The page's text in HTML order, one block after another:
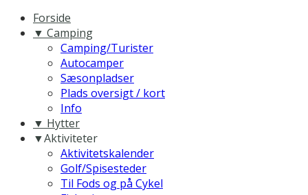
Forside
▼ Camping
Camping/Turister
Autocamper
Sæsonpladser
Plads oversigt / kort
Info
▼ Hytter
▼Aktiviteter
Aktivitetskalender
Golf/Spisesteder
Til Fods og på Cykel